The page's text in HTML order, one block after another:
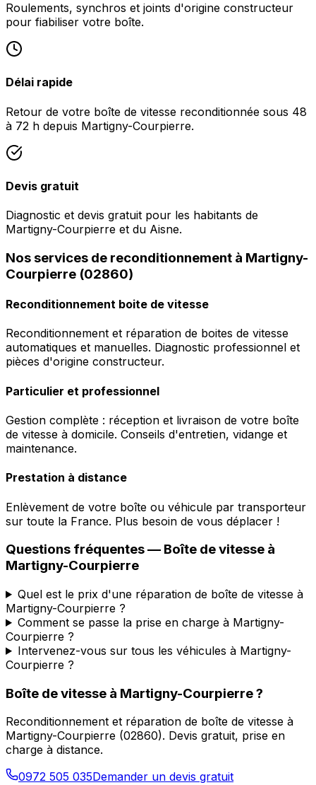
Roulements, synchros et joints d'origine constructeur
pour fiabiliser votre boîte.
Délai rapide
Retour de votre boîte de vitesse reconditionnée sous 48
à 72 h depuis Martigny-Courpierre.
Devis gratuit
Diagnostic et devis gratuit pour les habitants de
Martigny-Courpierre et du Aisne.
Nos services de reconditionnement à Martigny-
Courpierre (02860)
Reconditionnement boite de vitesse
Reconditionnement et réparation de boites de vitesse
automatiques et manuelles. Diagnostic professionnel et
pièces d'origine constructeur.
Particulier et professionnel
Gestion complète : réception et livraison de votre boîte
de vitesse à domicile. Conseils d'entretien, vidange et
maintenance.
Prestation à distance
Enlèvement de votre boîte ou véhicule par transporteur
sur toute la France. Plus besoin de vous déplacer !
Questions fréquentes — Boîte de vitesse à
Martigny-Courpierre
Quel est le prix d'une réparation de boîte de vitesse à
Martigny-Courpierre ?
Comment se passe la prise en charge à Martigny-
Courpierre ?
Intervenez-vous sur tous les véhicules à Martigny-
Courpierre ?
Boîte de vitesse à Martigny-Courpierre?
Reconditionnement et réparation de boîte de vitesse à
Martigny-Courpierre (02860). Devis gratuit, prise en
charge à distance.
0972 505 035Demander un devis gratuit